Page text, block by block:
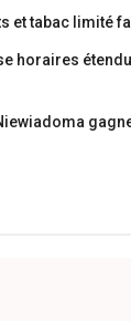
et tabac limité
horaires